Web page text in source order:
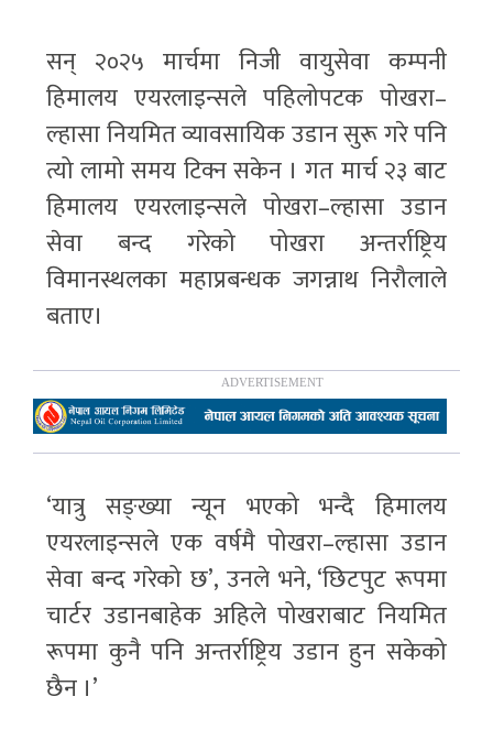
सन् २०२५ मार्चमा निजी वायुसेवा कम्पनी
हिमालय एयरलाइन्सले पहिलोपटक पोखरा–
ल्हासा नियमित व्यावसायिक उडान सुरू गरे पनि
त्यो लामो समय टिक्न सकेन । गत मार्च २३ बाट
हिमालय एयरलाइन्सले पोखरा–ल्हासा उडान
सेवा बन्द गरेको पोखरा अन्तर्राष्ट्रिय
विमानस्थलका महाप्रबन्धक जगन्नाथ निरौलाले
बताए।
‘यात्रु सङ्ख्या न्यून भएको भन्दै हिमालय
एयरलाइन्सले एक वर्षमै पोखरा–ल्हासा उडान
सेवा बन्द गरेको छ’, उनले भने, ‘छिटपुट रूपमा
चार्टर उडानबाहेक अहिले पोखराबाट नियमित
रूपमा कुनै पनि अन्तर्राष्ट्रिय उडान हुन सकेको
छैन ।’